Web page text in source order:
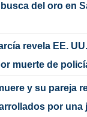
del oro en
revela EE.
muerte de
y su pareja
por una